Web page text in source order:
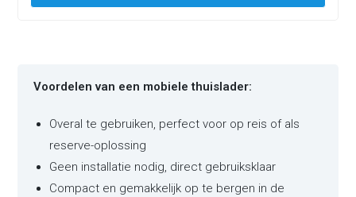
Voordelen van een mobiele thuislader:
Overal te gebruiken, perfect voor op reis of als
reserve-oplossing
Geen installatie nodig, direct gebruiksklaar
Compact en gemakkelijk op te bergen in de